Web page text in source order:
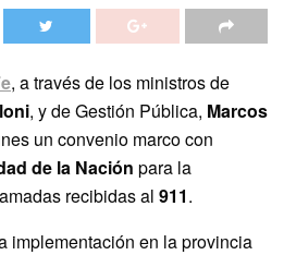
, a través de los ministros de
, y de Gestión Pública, Marcos
un convenio marco con
de la Nación para la
recibidas al 911.
implementación en la provincia